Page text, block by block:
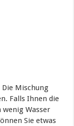
Mischung
Falls Ihnen die
Wasser
Sie etwas